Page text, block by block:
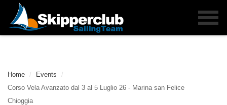
Home / Events
/
Corso Vela Avanzato dal 3 al 5 Luglio 26 - Marina san Felice
Chioggia